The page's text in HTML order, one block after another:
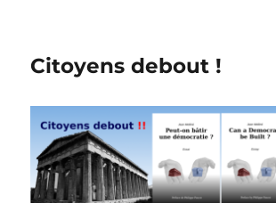
Citoyens debout !